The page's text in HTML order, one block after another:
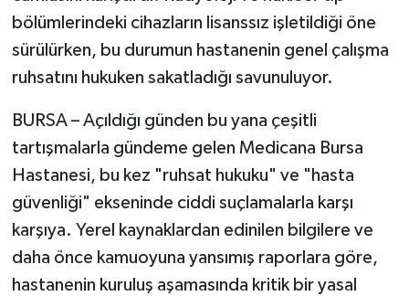
bölümlerindeki cihazların lisanssız işletildiği öne
sürülürken, bu durumun hastanenin genel çalışma
ruhsatını hukuken sakatladığı savunuluyor.
BURSA – Açıldığı günden bu yana çeşitli
tartışmalarla gündeme gelen Medicana Bursa
Hastanesi, bu kez "ruhsat hukuku" ve "hasta
güvenliği" ekseninde ciddi suçlamalarla karşı
karşıya. Yerel kaynaklardan edinilen bilgilere ve
daha önce kamuoyuna yansımış raporlara göre,
hastanenin kuruluş aşamasında kritik bir yasal